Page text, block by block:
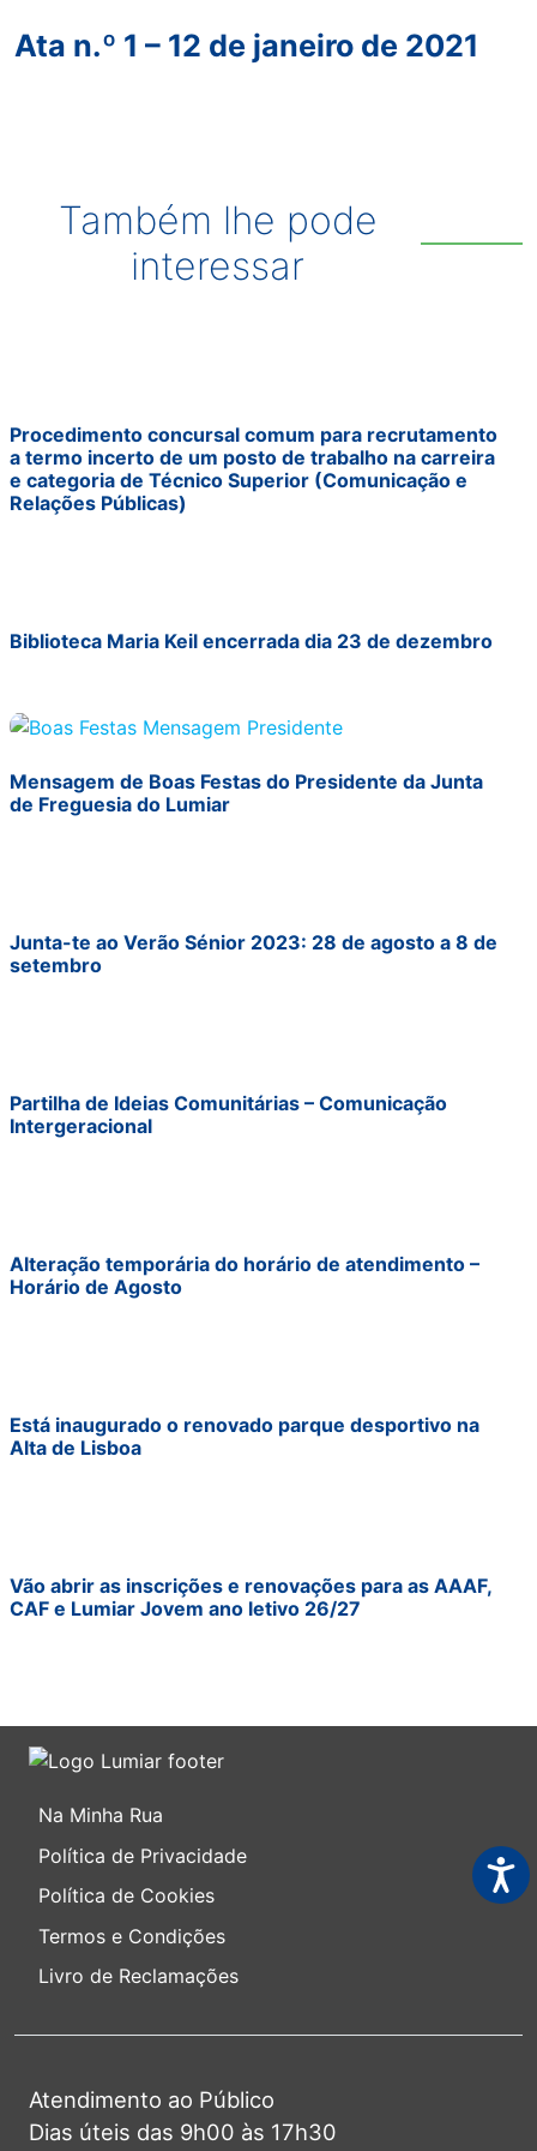
Ata n.º 1 – 12 de janeiro de 2021
Também lhe pode
interessar
Procedimento concursal comum para recrutamento
a termo incerto de um posto de trabalho na carreira
e categoria de Técnico Superior (Comunicação e
Relações Públicas)
Biblioteca Maria Keil encerrada dia 23 de dezembro
Mensagem de Boas Festas do Presidente da Junta
de Freguesia do Lumiar
Junta-te ao Verão Sénior 2023: 28 de agosto a 8 de
setembro
Partilha de Ideias Comunitárias – Comunicação
Intergeracional
Alteração temporária do horário de atendimento –
Horário de Agosto
Está inaugurado o renovado parque desportivo na
Alta de Lisboa
Vão abrir as inscrições e renovações para as AAAF,
CAF e Lumiar Jovem ano letivo 26/27
Na Minha Rua
Política de Privacidade
Política de Cookies
Termos e Condições
Livro de Reclamações
Atendimento ao Público
Dias úteis das 9h00 às 17h30